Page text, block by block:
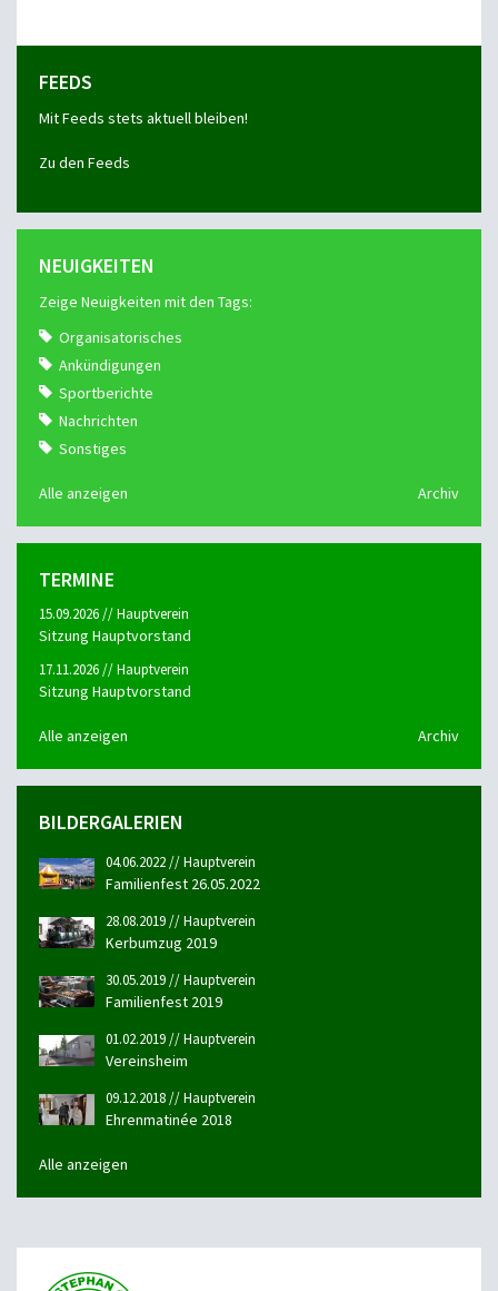
FEEDS
Mit Feeds stets aktuell bleiben!
Zu den Feeds
NEUIGKEITEN
Zeige Neuigkeiten mit den Tags:
Organisatorisches
Ankündigungen
Sportberichte
Nachrichten
Sonstiges
Alle anzeigen Archiv
TERMINE
15.09.2026 // Hauptverein
Sitzung Hauptvorstand
17.11.2026 // Hauptverein
Sitzung Hauptvorstand
Alle anzeigen Archiv
BILDERGALERIEN
04.06.2022 // Hauptverein
Familienfest 26.05.2022
28.08.2019 // Hauptverein
Kerbumzug 2019
30.05.2019 // Hauptverein
Familienfest 2019
01.02.2019 // Hauptverein
Vereinsheim
09.12.2018 // Hauptverein
Ehrenmatinée 2018
Alle anzeigen